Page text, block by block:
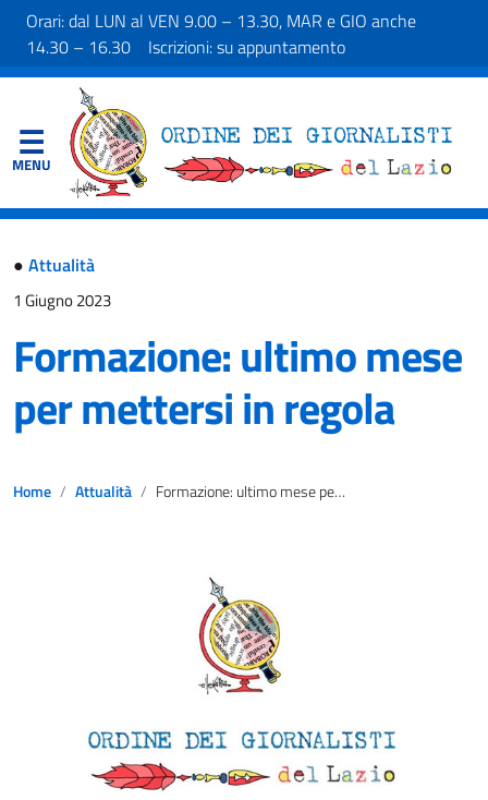
Orari: dal LUN al VEN 9.00 – 13.30, MAR e GIO anche
14.30 – 16.30 Iscrizioni: su appuntamento
● Attualità
1 Giugno 2023
Formazione: ultimo mese
per mettersi in regola
Home Attualità Formazione: ultimo mese per mettersi in regola